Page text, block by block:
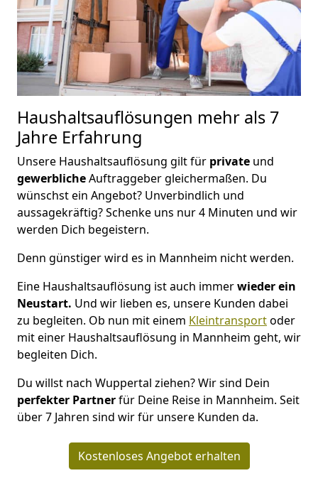
Haushaltsauflösungen mehr als 7
Jahre Erfahrung
Unsere Haushaltsauflösung gilt für private und
gewerblicheAuftraggeber gleichermaßen. Du
wünschst ein Angebot? Unverbindlich und
aussagekräftig? Schenke uns nur 4 Minuten und wir
werden Dich begeistern.
Denn günstiger wird es in Mannheim nicht werden.
Eine Haushaltsauflösung ist auch immerwieder ein
Neustart. Und wir lieben es, unsere Kunden dabei
zu begleiten. Ob nun mit einem Kleintransportoder
mit einer Haushaltsauflösung in Mannheim geht, wir
begleiten Dich.
Du willst nach Wuppertal ziehen? Wir sind Dein
perfekter Partnerfür Deine Reise in Mannheim. Seit
über 7 Jahren sind wir für unsere Kunden da.
Kostenloses Angebot erhalten